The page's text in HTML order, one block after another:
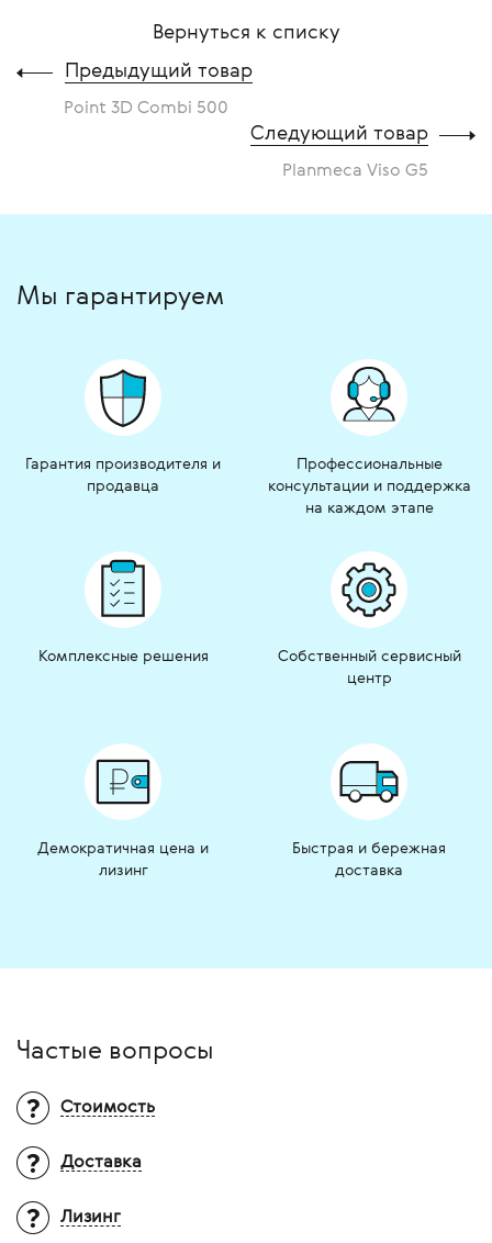
Вернуться к списку
Предыдущий товар
Point 3D Combi 500
Следующий товар
Planmeca Viso G5
Мы гарантируем
Гарантия производителя и
продавца
Профессиональные
консультации и поддержка
на каждом этапе
Комплексные решения
Собственный сервисный
центр
Демократичная цена и
лизинг
Быстрая и бережная
доставка
Частые вопросы
Стоимость
Вопрос:Почему на многие товары не
Ответ:
Доставка
Территория доставки?
Лизинг